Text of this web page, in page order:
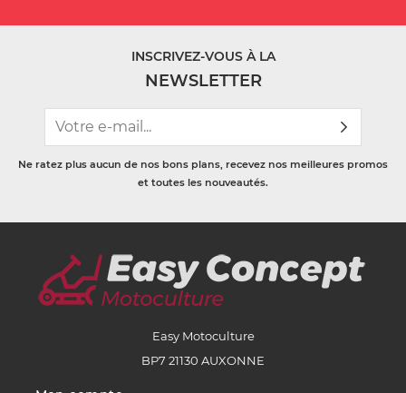
INSCRIVEZ-VOUS À LA
NEWSLETTER
Ne ratez plus aucun de nos bons plans, recevez nos meilleures promos
et toutes les nouveautés.
Easy Motoculture
BP7 21130 AUXONNE